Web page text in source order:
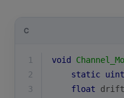
C
1 void
2
static
3
float